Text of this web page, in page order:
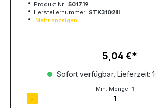
Produkt Nr.: 501719
Herstellernummer: STK3102III
Mehr anzeigen
Regulärer Preis:
5,04 €
Sofort verfügbar, Lieferzeit:
Min. Menge: 1
-